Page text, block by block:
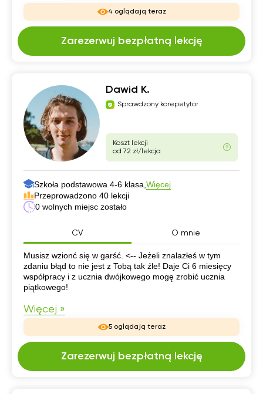
4 oglądają teraz
Zarezerwuj bezpłatną lekcję
Dawid K.
Sprawdzony korepetytor
Koszt lekcji
od 72 zł/lekcja
Szkoła podstawowa 4-6 klasa, Więcej
Przeprowadzono 40 lekcji
0 wolnych miejsc zostało
CV O mnie
CV
Musisz wzionć się w garść. <-- Jeżeli znalazłeś w tym
zdaniu błąd to nie jest z Tobą tak źle! Daje Ci 6 miesięcy
współpracy i z ucznia dwójkowego mogę zrobić ucznia
piątkowego!
Więcej »
5 oglądają teraz
Zarezerwuj bezpłatną lekcję